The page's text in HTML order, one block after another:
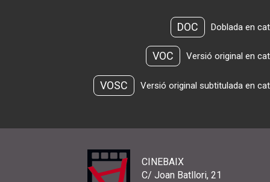
DOC Doblada en
VOC Versió original en
VOSC Versió original subtitulada en
CINEBAIX
C/ Joan Batllori, 21